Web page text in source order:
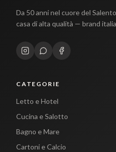
Da 50 anni nel cuore del
casa di alta qualità — brand
CATEGORIE
Letto e Hotel
Cucina e Salotto
Bagno e Mare
Cartoni e Calcio